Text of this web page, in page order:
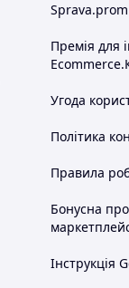
Премія для
Угода
Політика
Правила
Бонусна
Інструкція